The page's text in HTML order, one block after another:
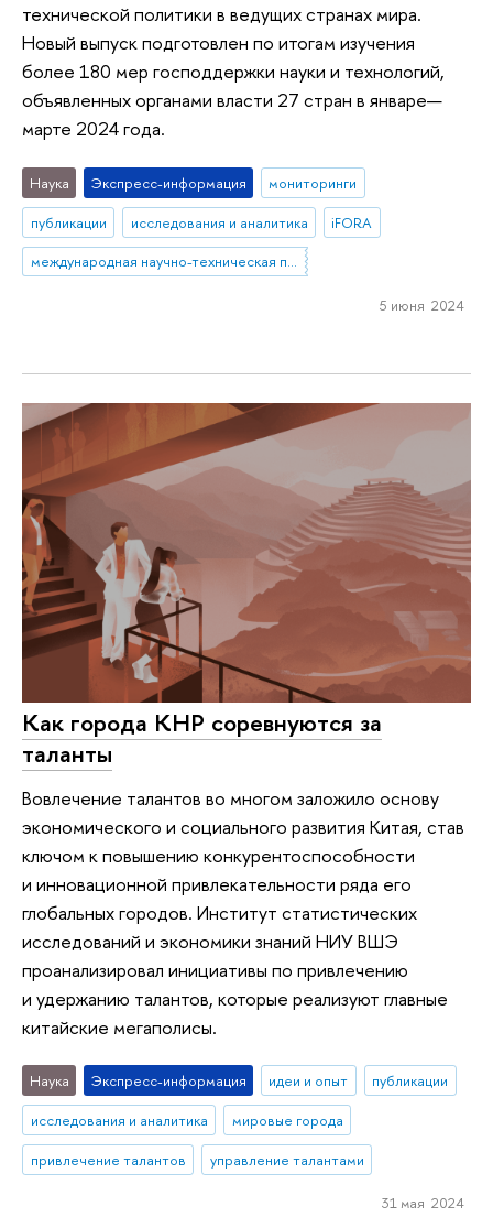
технической политики в ведущих странах мира.
Новый выпуск подготовлен по итогам изучения
более 180 мер господдержки науки и технологий,
объявленных органами власти 27 стран в январе—
марте 2024 года.
Наука Экспресс-информация
мониторинги
публикации
исследования и аналитика
iFORA
международная научно-техническая политика
5 июня 2024
Как города КНР соревнуются за
таланты
Вовлечение талантов во многом заложило основу
экономического и социального развития Китая, став
ключом к повышению конкурентоспособности
и инновационной привлекательности ряда его
глобальных городов. Институт статистических
исследований и экономики знаний НИУ ВШЭ
проанализировал инициативы по привлечению
и удержанию талантов, которые реализуют главные
китайские мегаполисы.
Наука Экспресс-информация идеи и опыт
публикации
исследования и аналитика
мировые города
привлечение талантов
управление талантами
31 мая 2024